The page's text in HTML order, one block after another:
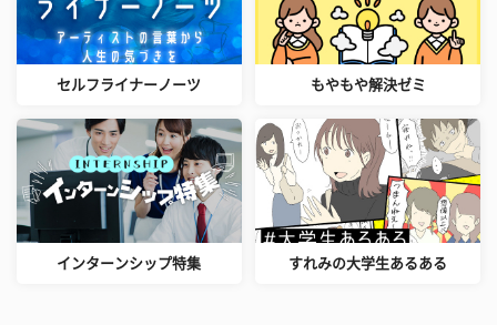
セルフライナーノーツ もやもや解決ゼミ
インターンシップ特集 すれみの大学生あるある